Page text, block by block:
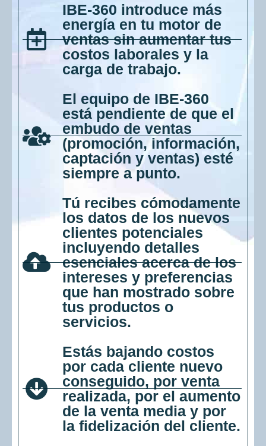
IBE-360 introduce más
energía en tu motor de
ventas sin aumentar tus
costos laborales y la
carga de trabajo.
El equipo de IBE-360
está pendiente de que el
embudo de ventas
(promoción, información,
captación y ventas) esté
siempre a punto.
Tú recibes cómodamente
los datos de los nuevos
clientes potenciales
incluyendo detalles
esenciales acerca de los
intereses y preferencias
que han mostrado sobre
tus productos o
servicios.
Estás bajando costos
por cada cliente nuevo
conseguido, por venta
realizada, por el aumento
de la venta media y por
la fidelización del cliente.